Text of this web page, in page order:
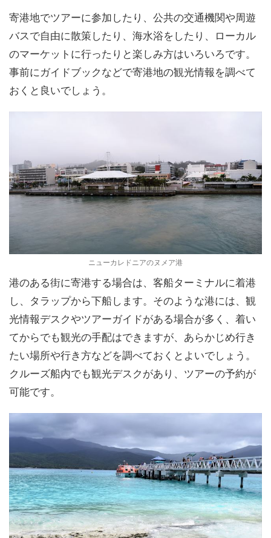
寄港地でツアーに参加したり、公共の交通機関や周遊
バスで自由に散策したり、海水浴をしたり、ローカル
のマーケットに行ったりと楽しみ方はいろいろです。
事前にガイドブックなどで寄港地の観光情報を調べて
おくと良いでしょう。
ニューカレドニアのヌメア港
港のある街に寄港する場合は、客船ターミナルに着港
し、タラップから下船します。そのような港には、観
光情報デスクやツアーガイドがある場合が多く、着い
てからでも観光の手配はできますが、あらかじめ行き
たい場所や行き方などを調べておくとよいでしょう。
クルーズ船内でも観光デスクがあり、ツアーの予約が
可能です。